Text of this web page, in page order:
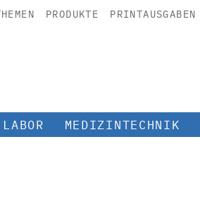
PRODUKTE PRINTAUSGABEN
LABOR MEDIZINTECHNIK